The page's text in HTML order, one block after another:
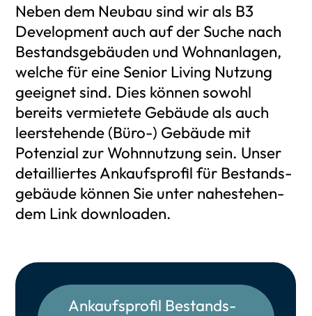
Neben dem Neu­bau sind wir als B3
Deve­lo­p­ment auch auf der Suche nach
Bestands­ge­bäu­den und Wohn­an­la­gen,
wel­che für eine Seni­or Living Nut­zung
geeig­net sind. Dies kön­nen sowohl
bereits ver­mie­te­te Gebäu­de als auch
leer­ste­hen­de (Büro-) Gebäu­de mit
Poten­zi­al zur Wohn­nut­zung sein. Unser
detail­lier­tes Ankaufs­pro­fil für Bestands­
ge­bäu­de kön­nen Sie unter nahe­ste­hen­
dem Link down­loa­den.
Ankaufs­pro­fil Bestands­